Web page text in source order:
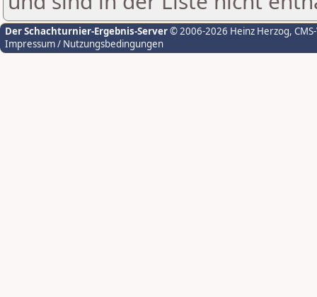
Der Schachturnier-Ergebnis-Server© 2006-2026 Heinz Herzog,
Impressum / Nutzungsbedingungen